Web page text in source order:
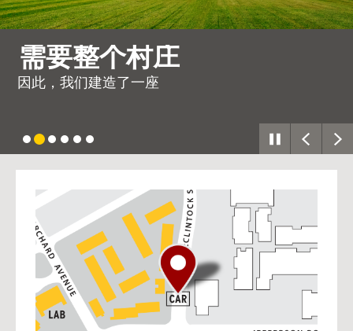
服务
会议资讯
常见问题解答
需要整个村庄
因此，我们建造了一座
USC
Housing
G
o
t
o
n
t
e
r